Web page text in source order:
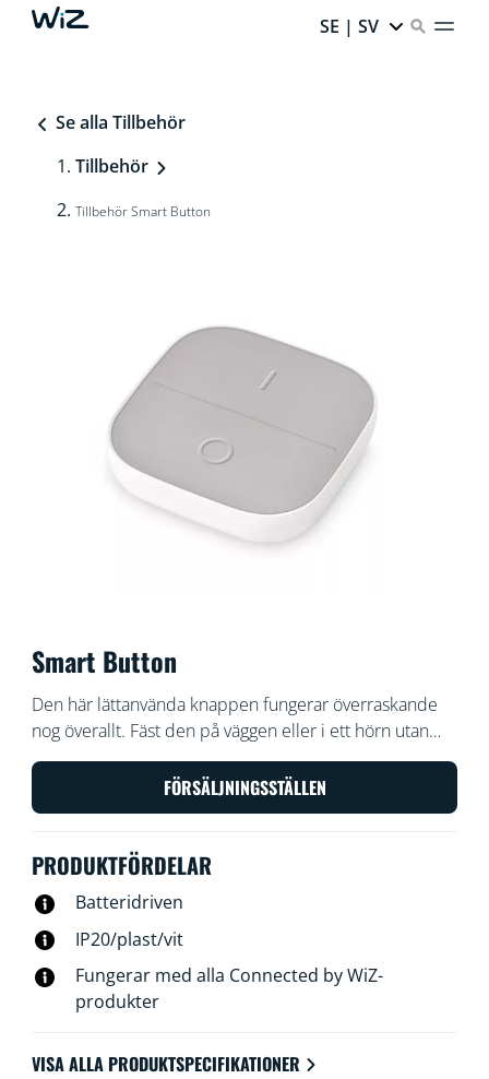
SE | SV
Se alla Tillbehör
Tillbehör
Tillbehör Smart Button
Smart Button
Den här lättanvända knappen fungerar överraskande
nog överallt. Fäst den på väggen eller i ett hörn utan
skruvar, eller på metallytor med hjälp av den inbyggda
magneten. Ta den med dig var som helst i hemmet för
att snabbt styra dina lampor.
FÖRSÄLJNINGSSTÄLLEN
PRODUKTFÖRDELAR
Batteridriven
IP20/plast/vit
Fungerar med alla Connected by WiZ-
produkter
VISA ALLA PRODUKTSPECIFIKATIONER